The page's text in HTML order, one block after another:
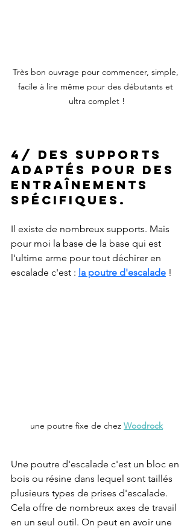
Très bon ouvrage pour commencer, simple,
facile à lire même pour des débutants et
ultra complet !
4/ des supports
adaptés pour des
entraînements
spécifiques.
Il existe de nombreux supports. Mais
pour moi la base de la base qui est
l'ultime arme pour tout déchirer en
escalade c'est : la poutre d'escalade !
une poutre fixe de chez Woodrock
Une poutre d'escalade c'est un bloc en
bois ou résine dans lequel sont taillés
plusieurs types de prises d'escalade.
Cela offre de nombreux axes de travail
en un seul outil. On peut en avoir une